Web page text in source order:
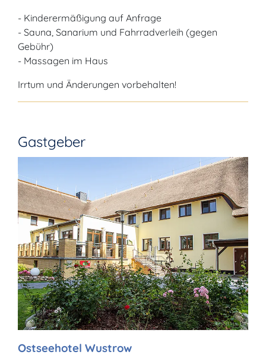
- Kinderermäßigung auf Anfrage
- Sauna, Sanarium und Fahrradverleih (gegen
Gebühr)
- Massagen im Haus
Irrtum und Änderungen vorbehalten!
Gastgeber
Ostseehotel Wustrow